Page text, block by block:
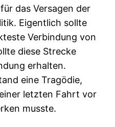
das Versagen der
Eigentlich sollte
Verbindung von
diese Strecke
erhalten.
eine Tragödie,
letzten Fahrt vor
musste.